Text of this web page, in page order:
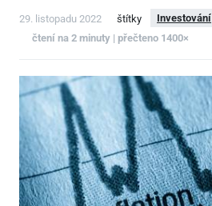
29. listopadu 2022 štítky Investování
čtení na 2 minuty | přečteno 1400×